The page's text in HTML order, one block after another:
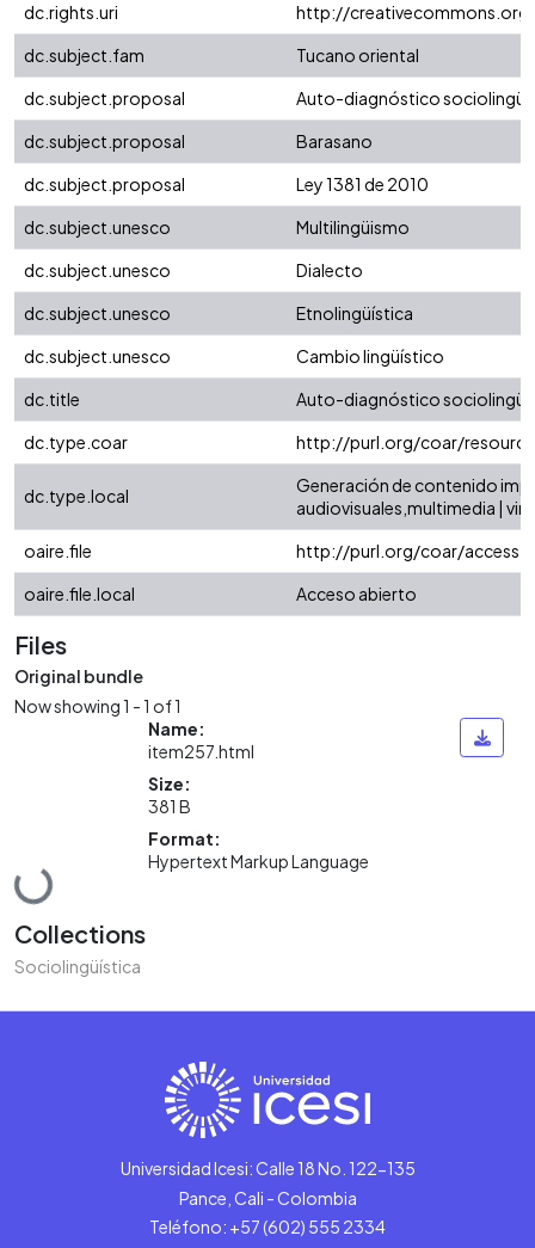
dc.rights.uri
http://
dc.subject.fam
Tucano oriental
dc.subject.proposal
Auto-diagnóstico
dc.subject.proposal
Barasano
dc.subject.proposal
Ley 1381 de 2010
dc.subject.unesco
Multilingüismo
dc.subject.unesco
Dialecto
dc.subject.unesco
Etnolingüística
dc.subject.unesco
Cambio lingüístico
dc.title
Auto-diagnóstico
dc.type.coar
http://purl.org/coar/
dc.type.local
Generación de contenido
audiovisuales,multimedia |
oaire.file
http://purl.org/coar/
oaire.file.local
Acceso abierto
Files
Original bundle
Now showing1 - 1 of 1
Loading...
Name:
item257.html
Size:
381 B
Format:
Hypertext Markup Language
Collections
Sociolingüística
Universidad Icesi: Calle 18 No. 122-135
Pance, Cali - Colombia
Teléfono: +57 (602) 555 2334